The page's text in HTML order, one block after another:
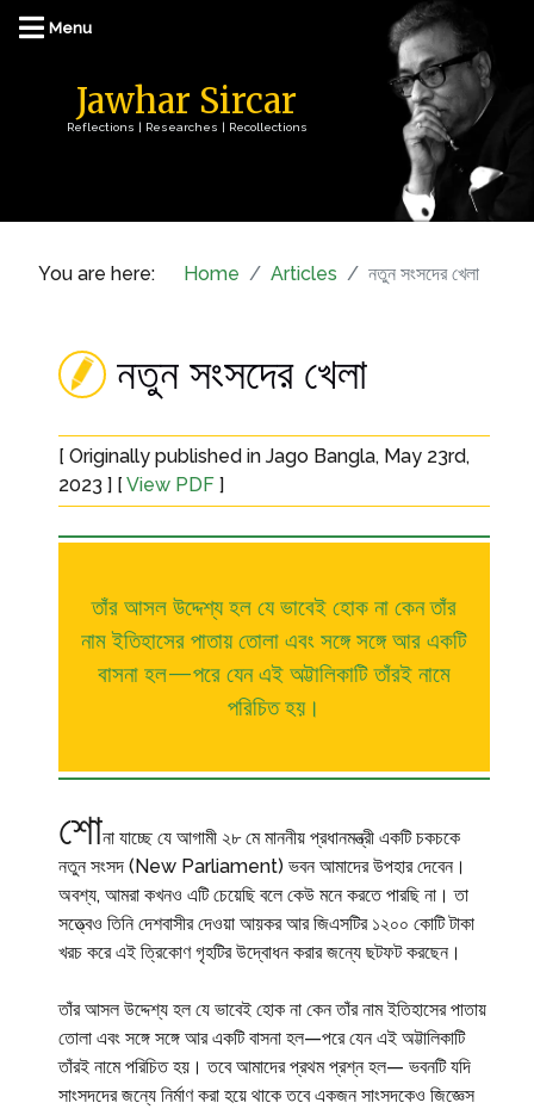
Jawhar Sircar
Reflections | Researches | Recollections
You are here: Home Articles নতুন সংসদের খেলা
নতুন সংসদের খেলা
[ Originally published in Jago Bangla, May 23rd,
2023 ] [ View PDF ]
তাঁর আসল উদ্দেশ্য হল যে ভাবেই হোক না কেন তাঁর
নাম ইতিহাসের পাতায় তোলা এবং সঙ্গে সঙ্গে আর একটি
বাসনা হল—পরে যেন এই অট্টালিকাটি তাঁরই নামে
পরিচিত হয়।
শোনা যাচ্ছে যে আগামী ২৮ মে মাননীয় প্রধানমন্ত্রী একটি চকচকে
নতুন সংসদ (New Parliament) ভবন আমাদের উপহার দেবেন।
অবশ্য, আমরা কখনও এটি চেয়েছি বলে কেউ মনে করতে পারছি না। তা
সত্ত্বেও তিনি দেশবাসীর দেওয়া আয়কর আর জিএসটির ১২০০ কোটি টাকা
খরচ করে এই ত্রিকোণ গৃহটির উদ্বোধন করার জন্যে ছটফট করছেন।
তাঁর আসল উদ্দেশ্য হল যে ভাবেই হোক না কেন তাঁর নাম ইতিহাসের পাতায়
তোলা এবং সঙ্গে সঙ্গে আর একটি বাসনা হল—পরে যেন এই অট্টালিকাটি
তাঁরই নামে পরিচিত হয়। তবে আমাদের প্রথম প্রশ্ন হল— ভবনটি যদি
সাংসদদের জন্যে নির্মাণ করা হয়ে থাকে তবে একজন সাংসদকেও জিজ্ঞেস